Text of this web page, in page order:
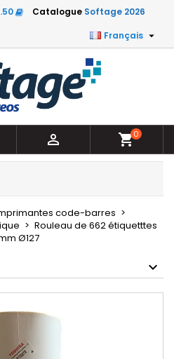
Catalogue Softage 2026
Français 
 shopping_cart0
code-barres
Rouleau de 662 étiquetttes
Ø127